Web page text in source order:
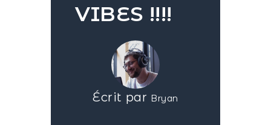
VIBES !!!!
Écrit par Bryan